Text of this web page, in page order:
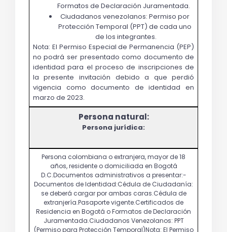
Formatos de Declaración Juramentada.
Ciudadanos venezolanos: Permiso por
Protección Temporal (PPT) de cada uno
de los integrantes.
Nota: El Permiso Especial de Permanencia (PEP)
no podrá ser presentado como documento de
identidad para el proceso de inscripciones de
la presente invitación debido a que perdió
vigencia como documento de identidad en
marzo de 2023.
Persona jurídica: